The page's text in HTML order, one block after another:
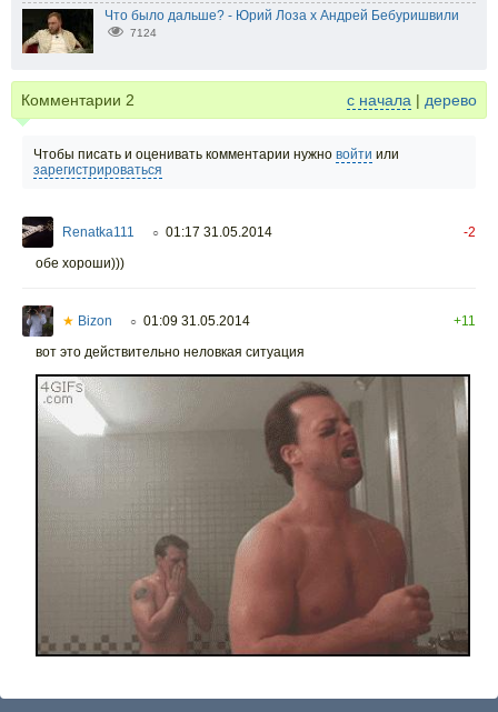
Что было дальше? - Юрий Лоза х Андрей Бебуришвили
7124
Комментарии 2 с начала | дерево
Чтобы писать и оценивать комментарии нужно войти или
зарегистрироваться
Renatka111 ○ 01:17 31.05.2014
-2
обе хороши)))
★ Bizon ○ 01:09 31.05.2014
+11
вот это действительно неловкая ситуация